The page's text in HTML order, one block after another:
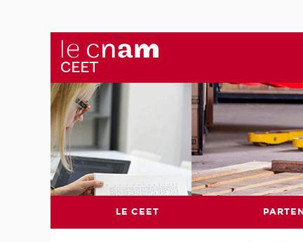
LE CEET